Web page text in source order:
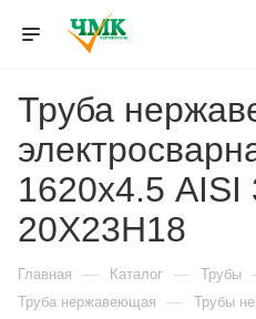
Труба
1620х4.5 AISI
20Х23Н18
Главная — Каталог — Трубы
Труба нержавеющая — Трубы